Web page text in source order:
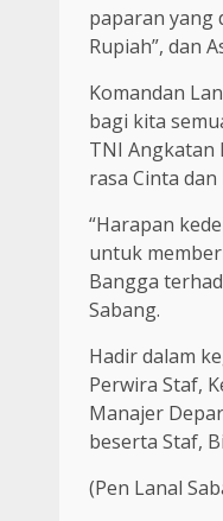
paparan yang
Rupiah”, dan
Komandan
bagi kita
TNI Angkatan
rasa Cinta
“Harapan
untuk
Bangga
Sabang.
Hadir dalam
Perwira Staf,
Manajer
beserta Staf,
(Pen Lanal